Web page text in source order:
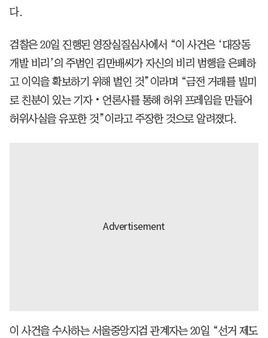
다.
검찰은 20일 진행된 영장실질심사에서 “이 사건은 ‘대장동
개발 비리’의 주범인 김만배씨가 자신의 비리 범행을 은폐하
고 이익을 확보하기 위해 벌인 것”이라며 “금전 거래를 빌미
로 친분이 있는 기자‧언론사를 통해 허위 프레임을 만들어
허위사실을 유포한 것”이라고 주장한 것으로 알려졌다.
이 사건을 수사하는 서울중앙지검 관계자는 20일 “선거 제도